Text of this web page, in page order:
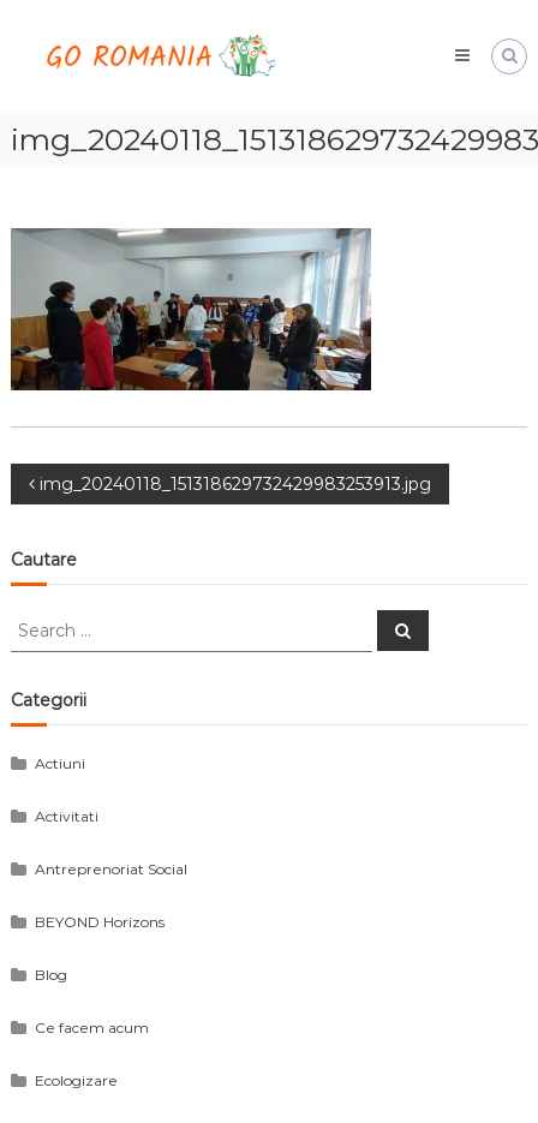
contentRomania
Navigare
în
articole
img_20240118_151318629732429983253913.jpg
Cautare
Search
Search
Categorii
Actiuni
Activitati
Antreprenoriat Social
BEYOND Horizons
Blog
Ce facem acum
Ecologizare